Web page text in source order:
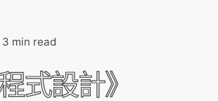
3 min read
式設計》